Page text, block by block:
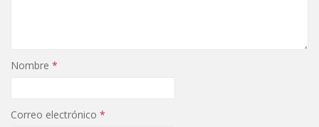
Nombre *
Correo electrónico *